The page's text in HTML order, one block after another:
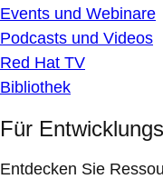
Events und Webinare
Podcasts und Videos
Red Hat TV
Bibliothek
Für
Entdecken Sie